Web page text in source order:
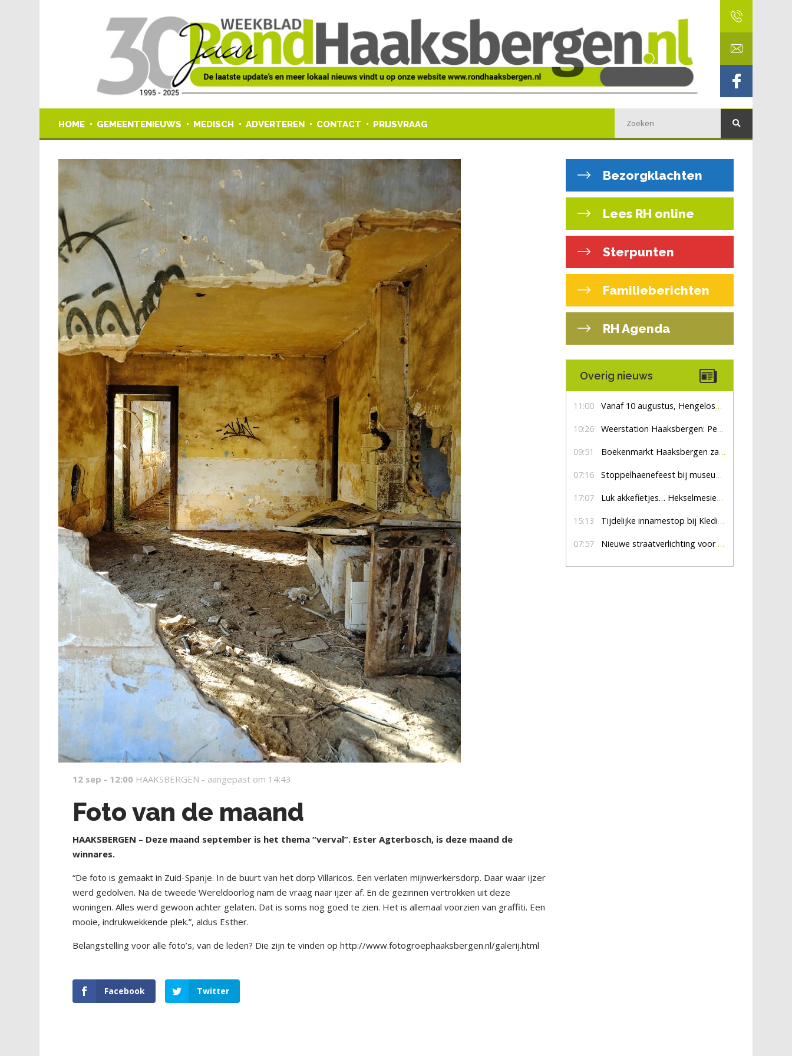
HOME GEMEENTENIEUWS MEDISCH ADVERTEREN CONTACT PRIJSVRAAG
12 sep - 12:00 HAAKSBERGEN - aangepast om 14:43
Foto van de maand
HAAKSBERGEN – Deze maand september is het thema “verval”. Ester Agterbosch, is deze maand de
winnares.
“De foto is gemaakt in Zuid-Spanje. In de buurt van het dorp Villaricos. Een verlaten mijnwerkersdorp. Daar waar ijzer
werd gedolven. Na de tweede Wereldoorlog nam de vraag naar ijzer af. En de gezinnen vertrokken uit deze
woningen. Alles werd gewoon achter gelaten. Dat is soms nog goed te zien. Het is allemaal voorzien van graffiti. Een
mooie, indrukwekkende plek.”, aldus Esther.
Belangstelling voor alle foto’s, van de leden? Die zijn te vinden op http://www.fotogroephaaksbergen.nl/galerij.html
Facebook Twitter
Bezorgklachten
Lees RH online
Sterpunten
Familieberichten
RH Agenda
Overig nieuws
11:00 Vanaf 10 augustus, Hengelosestraat drie weken dicht voor doorgaand verkeer
10:26 Weerstation Haaksbergen: Perioden met zon en droog
09:51 Boekenmarkt Haaksbergen zaterdag 8 augustus, marktplein Haaksbergen
07:16 Stoppelhaenefeest bij museum De Lebbenbrugge
17:07 Luk akkefietjes… HekselmesienHarry
15:13 Tijdelijke innamestop bij Kledingbank Stefania
07:57 Nieuwe straatverlichting voor De Veldmaat en De Pas